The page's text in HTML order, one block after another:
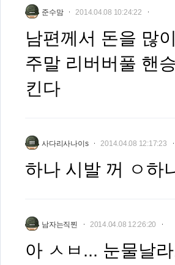
준수맘 2014.04.08 10:24:22
남편께서 돈을 많
주말 리버버풀 핸
킨다
사다리사나이s 2014.04.08 12:17:23
하나 시발 꺼 ㅇ하
남자는직찐 2014.04.08 12:26:20
아 ㅅㅂ... 눈물날